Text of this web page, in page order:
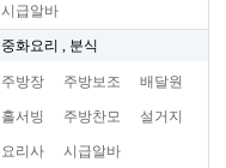
시급알바
중화요리 , 분식
주방장 주방보조 배달원
홀서빙 주방찬모 설거지
요리사 시급알바